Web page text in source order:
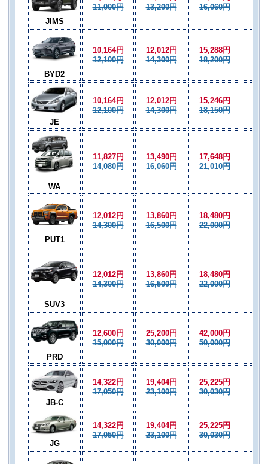
JIMS
11,000円
13,200円
16,060円
BYD2
10,164円
12,100円
12,012円
14,300円
15,288円
18,200円
JE
10,164円
12,100円
12,012円
14,300円
15,246円
18,150円
WA
11,827円
14,080円
13,490円
16,060円
17,648円
21,010円
PUT1
12,012円
14,300円
13,860円
16,500円
18,480円
22,000円
SUV3
12,012円
14,300円
13,860円
16,500円
18,480円
22,000円
PRD
12,600円
15,000円
25,200円
30,000円
42,000円
50,000円
JB-C
14,322円
17,050円
19,404円
23,100円
25,225円
30,030円
JG
14,322円
17,050円
19,404円
23,100円
25,225円
30,030円